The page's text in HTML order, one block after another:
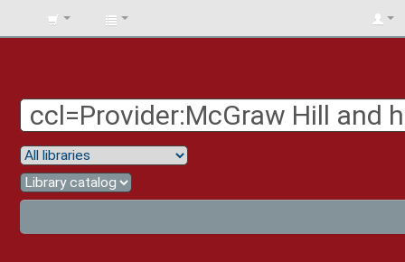
BIBLIOTECA